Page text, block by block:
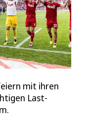
mit ihren
Last-